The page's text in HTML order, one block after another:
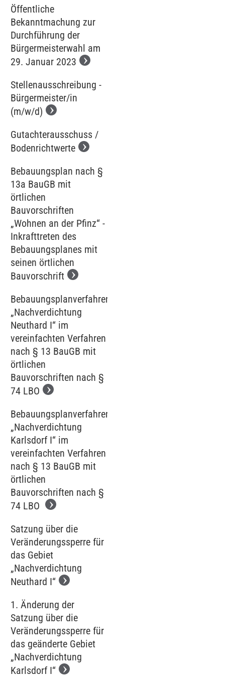
Öffentliche
Bekanntmachung zur
Durchführung der
Bürgermeisterwahl am
29. Januar 2023
Stellenausschreibung -
Bürgermeister/in
(m/w/d)
Gutachterausschuss /
Bodenrichtwerte
Bebauungsplan nach §
13a BauGB mit
örtlichen
Bauvorschriften
„Wohnen an der Pfinz“ -
Inkrafttreten des
Bebauungsplanes mit
seinen örtlichen
Bauvorschrift
Bebauungsplanverfahren
„Nachverdichtung
Neuthard I“ im
vereinfachten Verfahren
nach § 13 BauGB mit
örtlichen
Bauvorschriften nach §
74 LBO
Bebauungsplanverfahren
„Nachverdichtung
Karlsdorf I“ im
vereinfachten Verfahren
nach § 13 BauGB mit
örtlichen
Bauvorschriften nach §
74 LBO
Satzung über die
Veränderungssperre für
das Gebiet
„Nachverdichtung
Neuthard I“
1. Änderung der
Satzung über die
Veränderungssperre für
das geänderte Gebiet
„Nachverdichtung
Karlsdorf I“